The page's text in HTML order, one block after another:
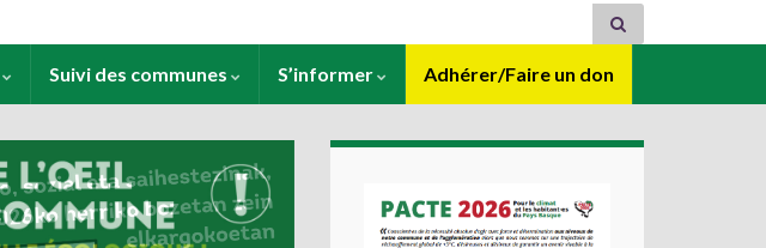
Suivi des communes S’informer Adhérer/Faire un don